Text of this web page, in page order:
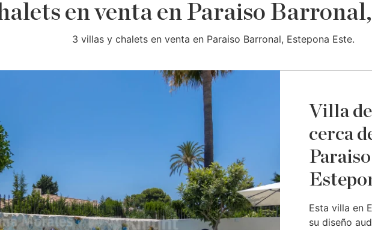
en venta en Paraiso
3 villas y chalets en venta en Paraiso Barronal, Estepona Este.
Villa
cerca
Esta villa en
su diseño